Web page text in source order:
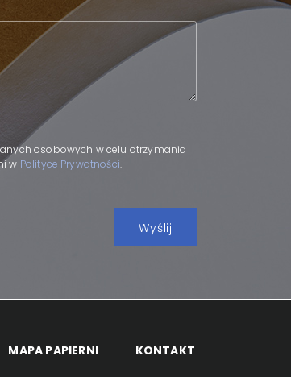
osobowych w celu otrzymania
w Polityce Prywatności.
MAPA PAPIERNI KONTAKT